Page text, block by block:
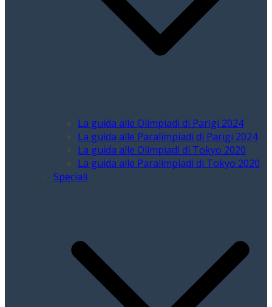
La guida alle Olimpiadi di Parigi 2024
La guida alle Paralimpiadi di Parigi 2024
La guida alle Olimpiadi di Tokyo 2020
La guida alle Paralimpiadi di Tokyo 2020
Speciali